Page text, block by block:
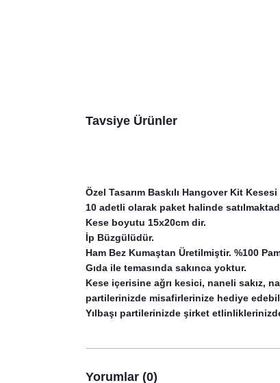
Tavsiye Ürünler
Özel Tasarım Baskılı Hangover Kit Kesesi
10 adetli olarak paket halinde
Kese boyutu 15x20cm dir.
İp Büzgülüdür.
Ham Bez Kumaştan Üretilmiştir. %100
Gıda ile temasında sakınca yoktur.
Kese içerisine ağrı kesici, naneli sakız,
partilerinizde misafirlerinize hediye
Yılbaşı partilerinizde şirket
Yorumlar (0)